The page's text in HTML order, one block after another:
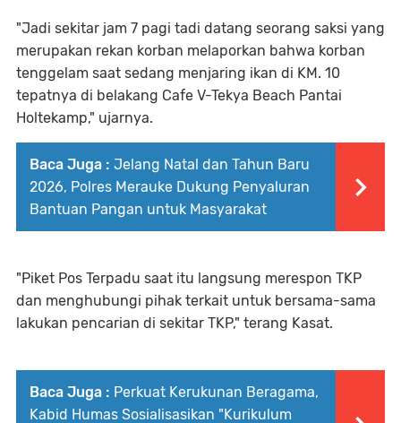
"Jadi sekitar jam 7 pagi tadi datang seorang saksi yang
merupakan rekan korban melaporkan bahwa korban
tenggelam saat sedang menjaring ikan di KM. 10
tepatnya di belakang Cafe V-Tekya Beach Pantai
Holtekamp," ujarnya.
Baca Juga : Jelang Natal dan Tahun Baru
2026, Polres Merauke Dukung Penyaluran
Bantuan Pangan untuk Masyarakat
"Piket Pos Terpadu saat itu langsung merespon TKP
dan menghubungi pihak terkait untuk bersama-sama
lakukan pencarian di sekitar TKP," terang Kasat.
Baca Juga : Perkuat Kerukunan Beragama,
Kabid Humas Sosialisasikan "Kurikulum